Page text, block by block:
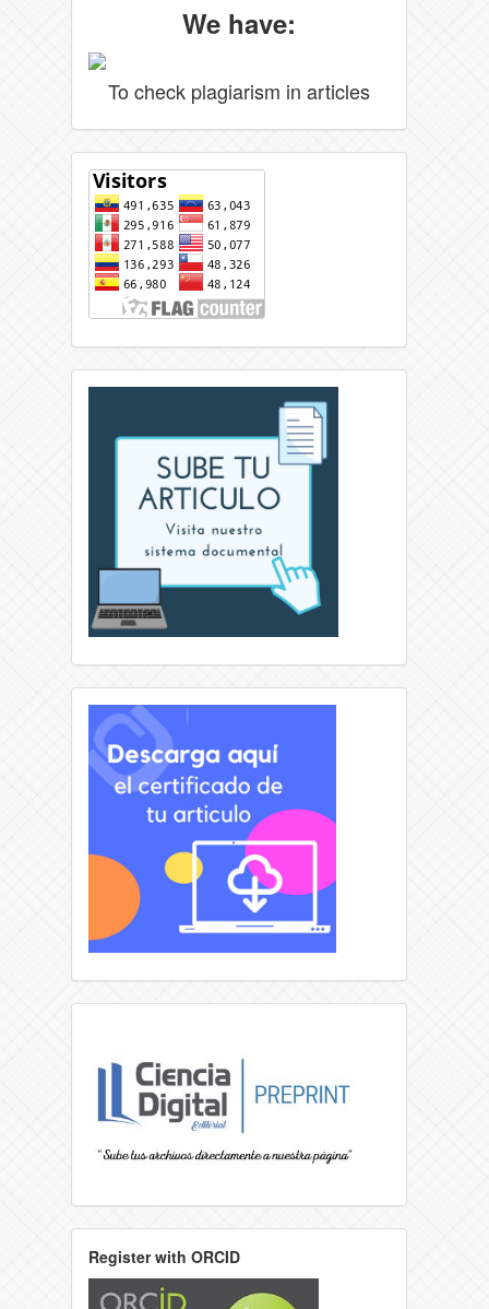
We have:
To check plagiarism in articles
Register with ORCID